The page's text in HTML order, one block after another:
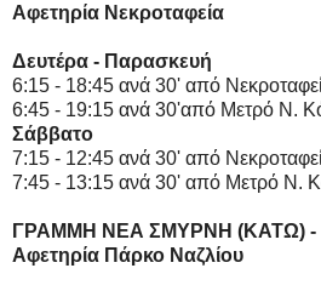
Αφετηρία Νεκροταφεία
Δευτέρα - Παρασκευή
6:15 - 18:45 ανά 30' από
6:45 - 19:15 ανά 30'από Μετρό Ν.
Σάββατο
7:15 - 12:45 ανά 30' από
7:45 - 13:15 ανά 30' από Μετρό Ν.
ΓΡΑΜΜΗ ΝΕΑ ΣΜΥΡΝΗ (ΚΑΤΩ)
Αφετηρία Πάρκο Ναζλίου